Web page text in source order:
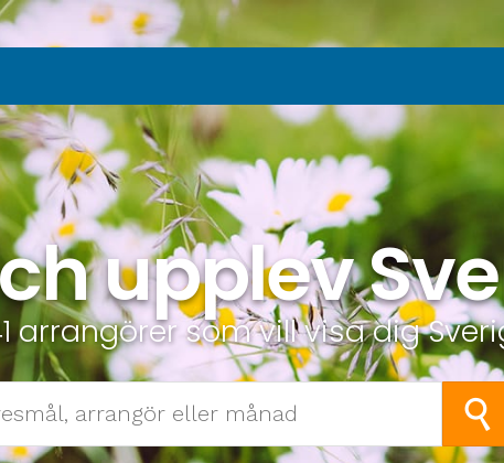
upplev
arrangörer som vill visa dig